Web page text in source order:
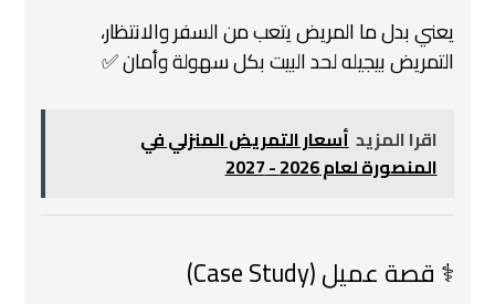
يعني بدل ما المريض يتعب من السفر والانتظار،
التمريض بيجيله لحد البيت بكل سهولة وأمان ✅
اقرا المزيد أسعار التمريض المنزلي في
المنصورة لعام 2026 - 2027
‍⚕️ قصة عميل (Case Study)